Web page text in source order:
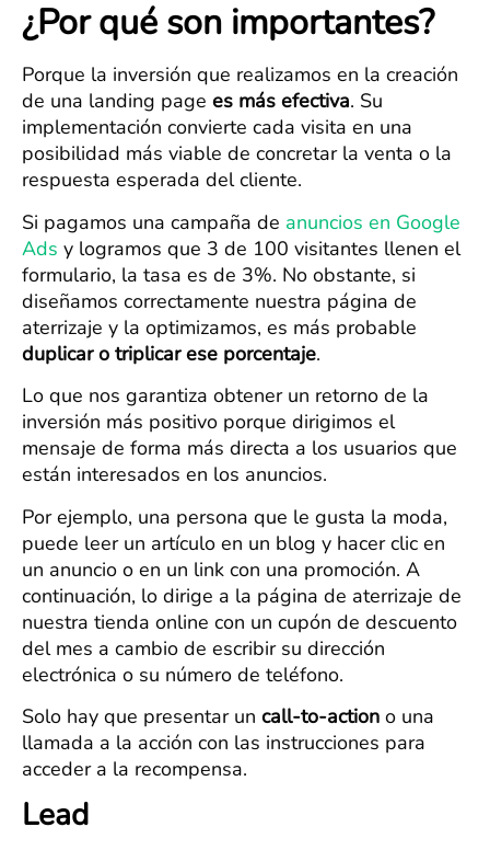
¿Por qué son importantes?
Porque la inversión que realizamos en la creación
de una landing page es más efectiva. Su
implementación convierte cada visita en una
posibilidad más viable de concretar la venta o la
respuesta esperada del cliente.
Si pagamos una campaña de anuncios en Google
Ads y logramos que 3 de 100 visitantes llenen el
formulario, la tasa es de 3%. No obstante, si
diseñamos correctamente nuestra página de
aterrizaje y la optimizamos, es más probable
duplicar o triplicar ese porcentaje.
Lo que nos garantiza obtener un retorno de la
inversión más positivo porque dirigimos el
mensaje de forma más directa a los usuarios que
están interesados en los anuncios.
Por ejemplo, una persona que le gusta la moda,
puede leer un artículo en un blog y hacer clic en
un anuncio o en un link con una promoción. A
continuación, lo dirige a la página de aterrizaje de
nuestra tienda online con un cupón de descuento
del mes a cambio de escribir su dirección
electrónica o su número de teléfono.
Solo hay que presentar un call-to-action o una
llamada a la acción con las instrucciones para
acceder a la recompensa.
Lead